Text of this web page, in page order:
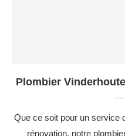
Plombier
Que ce soit pour un service
rénovation, notre